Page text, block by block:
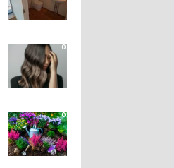
0
0